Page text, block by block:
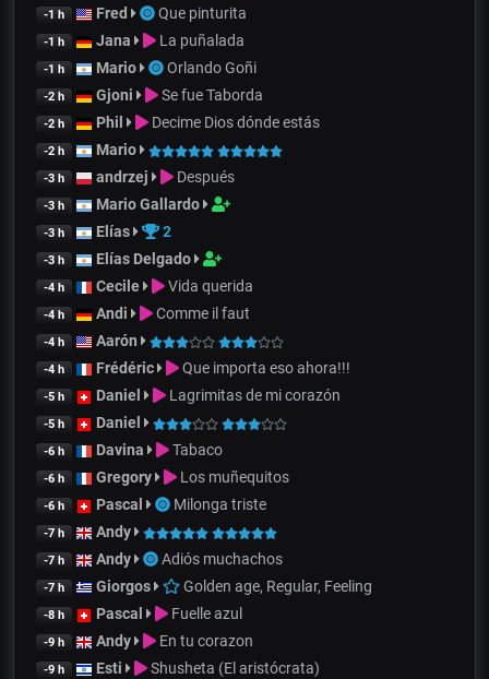
-1 h Fred Que pinturita
-1 h Jana La puñalada
-1 h Mario Orlando Goñi
-2 h Gjoni Se fue Taborda
-2 h Phil Decime Dios dónde estás
-2 h Mario
-3 h andrzej Después
-3 h Mario Gallardo
-3 h Elías 2
-3 h Elías Delgado
-4 h Cecile Vida querida
-4 h Andi Comme il faut
-4 h Aarón
-4 h Frédéric Que importa eso ahora!!!
-5 h Daniel Lagrimitas de mi corazón
-5 h Daniel
-6 h Davina Tabaco
-6 h Gregory Los muñequitos
-6 h Pascal Milonga triste
-7 h Andy
-7 h Andy Adiós muchachos
-7 h Giorgos Golden age, Regular, Feeling
-8 h Pascal Fuelle azul
-9 h Andy En tu corazon
-9 h Esti Shusheta (El aristócrata)